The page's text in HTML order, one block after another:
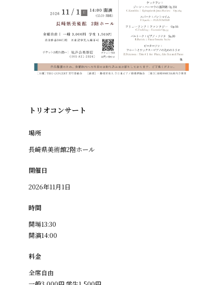
トリオコンサート
場所
長崎県美術館2階ホール
開催日
2026年11月1日
時間
開場13:30
開演14:00
料金
全席自由